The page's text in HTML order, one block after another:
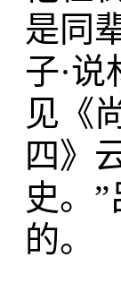
是同
子·
见《
四》
史。
的